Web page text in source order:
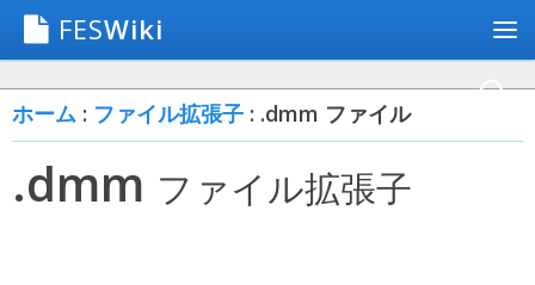
FESWiki
ホーム : ファイル拡張子 : .dmm ファイル
.dmm ファイル拡張子